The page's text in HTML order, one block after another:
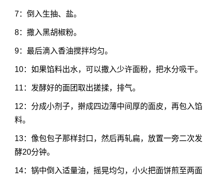
7：倒入生抽、盐。
8：撒入黑胡椒粉。
9：最后滴入香油搅拌均匀。
10：如果馅料出水，可以撒入少许面粉，把水分吸干。
11：发酵好的面团取出搓揉，排气。
12：分成小剂子，擀成四边薄中间厚的面皮，再包入馅
料。
13：像包包子那样封口，然后再轧扁，放置一旁二次发
酵20分钟。
14：锅中倒入适量油，摇晃均匀，小火把面饼煎至两面